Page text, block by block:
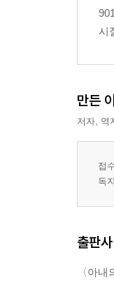
시
만든
저자, 역
접
독
출판
〈아